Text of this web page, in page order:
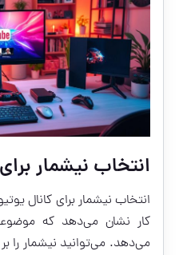
انتخاب نیشمار
انتخاب نیشمار برای کانال
کار نشان می‌دهد که
می‌دهد. می‌توانید نیشمار را